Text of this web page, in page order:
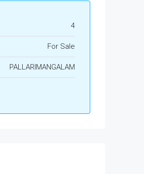
4
For Sale
PALLARIMANGALAM